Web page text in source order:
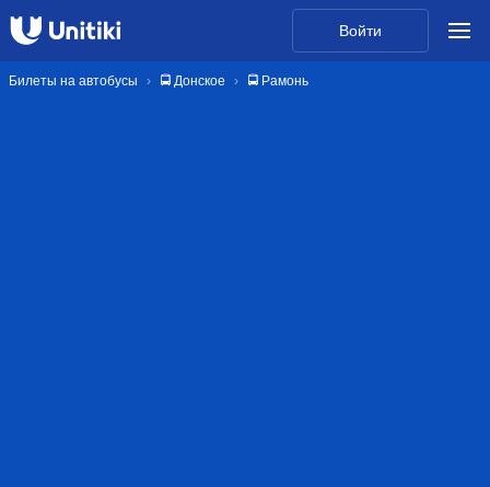
Войти
Билеты на автобусы 🚍 Донское 🚍 Рамонь